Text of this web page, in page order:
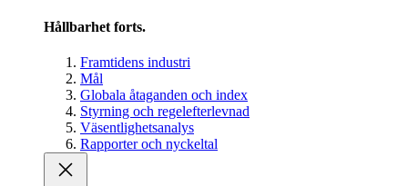
Hållbarhet forts.
Framtidens industri
Mål
Globala åtaganden och index
Styrning och regelefterlevnad
Väsentlighetsanalys
Rapporter och nyckeltal